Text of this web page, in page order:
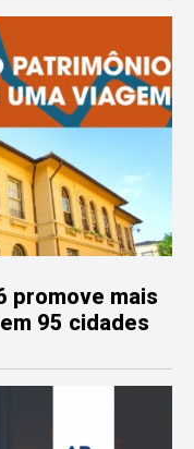
promove mais
95 cidades